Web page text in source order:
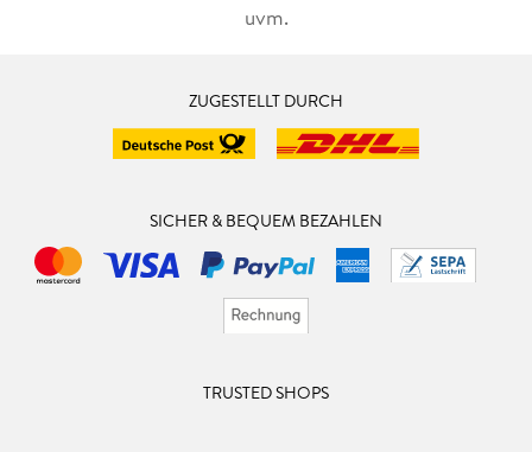
uvm.
ZUGESTELLT DURCH
SICHER & BEQUEM BEZAHLEN
TRUSTED SHOPS